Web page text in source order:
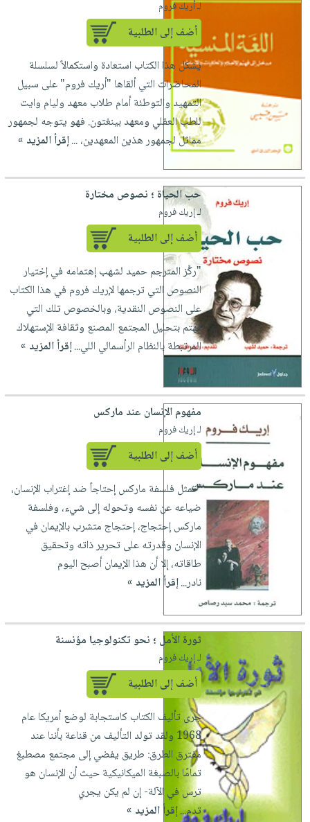
لـ أريك فروم
أضف إلى الطلبية
يشكل هذا الكتاب استعادة واستكمالاً لسلسلة
المحاضرات التي ألقاها "أريك فروم" على سبيل
التمهيد والتوطئة أمام طلاب معهد وليام وايت
للطب العقلي ومعهد بينغتون. فهو يتوجه لجمهور
مماثل لجمهور هذين المعهدين، ...إقرأ المزيد »
حب الحياة ؛ نصوص مختارة
لـ إريك فروم
أضف إلى الطلبية
"ركَّز المترجم حميد لشهب إهتمامه في إختيار
النصوص التي ترجمها لإريك فروم في هذا الكتاب
على النصوص النقدية، وبالخصوص تلك التي
تهتم بتحليل المجتمع المصنع وثقافة الإستهلاك
المرتبطة بالنظام الرأسمالي اللي...إقرأ المزيد »
مفهوم الإنسان عند ماركس
لـ إريك فروم
أضف إلى الطلبية
"تمثل فلسفة ماركس إحتاجاً ضد إغتراب الإنسان،
ضياعه عن نفسه وتحوله إلى شيء، وفلسفة
ماركس إحتجاج، إحتجاج متشرب بالإيمان في
الإنسان وقدرته على تحرير ذاته وتحقيق
طاقاته، إلا أن هذا الإيمان أصبح اليوم
نادر...إقرأ المزيد »
ثورة الأمل ؛ نحو تكنولوجيا مؤنسنة
لـ إريك فروم
أضف إلى الطلبية
جرى تأليف الكتاب كاستجابة لوضع أمريكا عام
1968 ولقد تولد التأليف من قناعة بأننا عند
مفترق الطرق: طريق يفضي إلى مجتمع مصطبغ
تمامًا بالصبغة الميكانيكية حيث أن الإنسان هو
ترس في الآلة- إن لم يكن يجري
تدم...إقرأ المزيد »